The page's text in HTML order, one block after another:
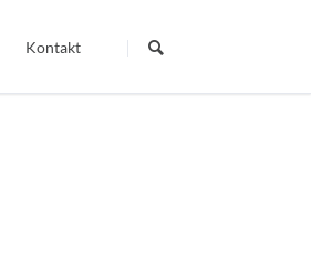
überspringen
Kontakt